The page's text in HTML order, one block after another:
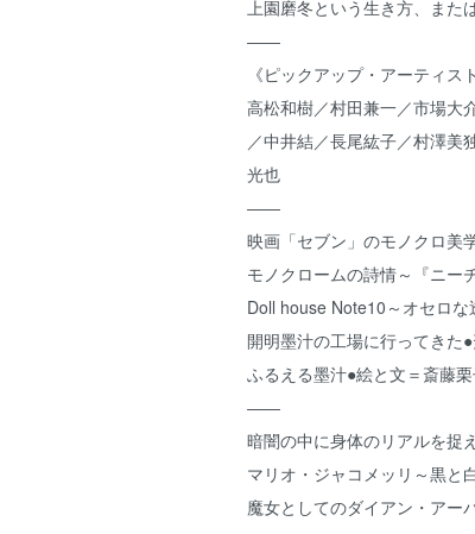
上園磨冬という生き方、ま
――
《ピックアップ・アーティス
高松和樹／村田兼一／市場大
／中井結／長尾紘子／村澤美
光也
――
映画「セブン」のモノクロ
モノクロームの詩情～『ニー
Doll house Note10～オセロ
開明墨汁の工場に行ってきた
ふるえる墨汁●絵と文＝斎藤
――
暗闇の中に身体のリアルを捉
マリオ・ジャコメッリ～黒と
魔女としてのダイアン・ア